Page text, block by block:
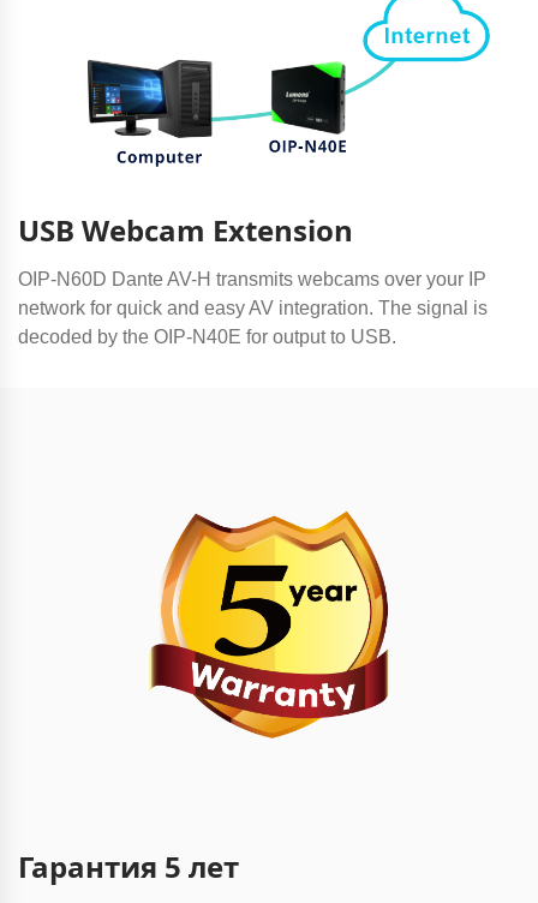
USB Webcam Extension
OIP-N60D Dante AV-H transmits webcams over your IP
network for quick and easy AV integration. The signal is
decoded by the OIP-N40E for output to USB.
Гарантия 5 лет